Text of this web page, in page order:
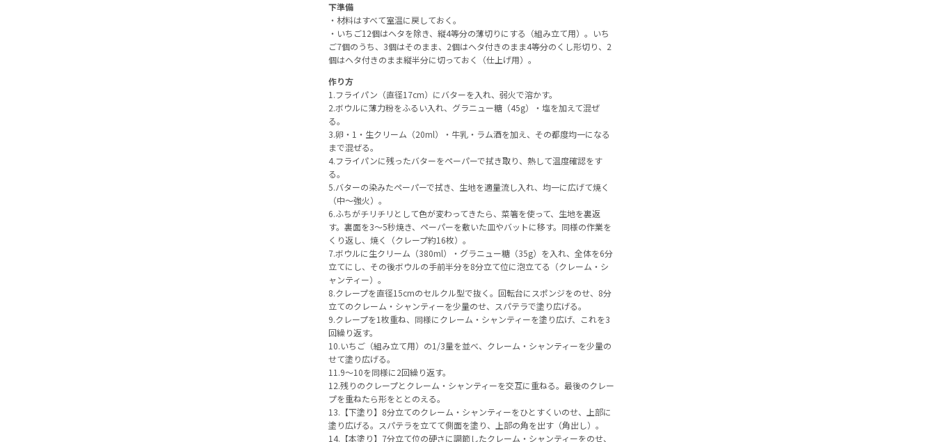
下準備
・材料はすべて室温に戻しておく。
・いちご12個はヘタを除き、縦4等分の薄切りにする（組み立て用）。いち
ご7個のうち、3個はそのまま、2個はヘタ付きのまま4等分のくし形切り、2
個はヘタ付きのまま縦半分に切っておく（仕上げ用）。
作り方
1.フライパン（直径17cm）にバターを入れ、弱火で溶かす。
2.ボウルに薄力粉をふるい入れ、グラニュー糖（45g）・塩を加えて混ぜ
る。
3.卵・1・生クリーム（20ml）・牛乳・ラム酒を加え、その都度均一になる
まで混ぜる。
4.フライパンに残ったバターをペーパーで拭き取り、熱して温度確認をす
る。
5.バターの染みたペーパーで拭き、生地を適量流し入れ、均一に広げて焼く
（中～強火）。
6.ふちがチリチリとして色が変わってきたら、菜箸を使って、生地を裏返
す。裏面を3～5秒焼き、ペーパーを敷いた皿やバットに移す。同様の作業を
くり返し、焼く（クレープ約16枚）。
7.ボウルに生クリーム（380ml）・グラニュー糖（35g）を入れ、全体を6分
立てにし、その後ボウルの手前半分を8分立て位に泡立てる（クレーム・シ
ャンティー）。
8.クレープを直径15cmのセルクル型で抜く。回転台にスポンジをのせ、8分
立てのクレーム・シャンティーを少量のせ、スパテラで塗り広げる。
9.クレープを1枚重ね、同様にクレーム・シャンティーを塗り広げ、これを3
回繰り返す。
10.いちご（組み立て用）の1/3量を並べ、クレーム・シャンティーを少量の
せて塗り広げる。
11.9～10を同様に2回繰り返す。
12.残りのクレープとクレーム・シャンティーを交互に重ねる。最後のクレー
プを重ねたら形をととのえる。
13.【下塗り】8分立てのクレーム・シャンティーをひとすくいのせ、上部に
塗り広げる。スパテラを立てて側面を塗り、上部の角を出す（角出し）。
14.【本塗り】7分立て位の硬さに調節したクレーム・シャンティーをのせ、